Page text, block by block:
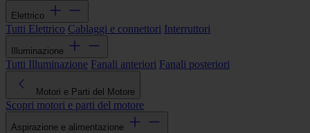
Elettrico
Tutti Elettrico Cablaggi e connettori Interruttori
Illuminazione
Tutti Illuminazione Fanali anteriori Fanali posteriori
Motori e Parti del Motore
Scopri motori e parti del motore
Aspirazione e alimentazione